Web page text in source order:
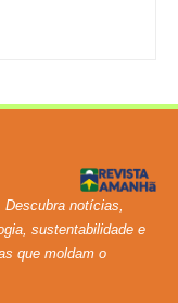
notícias,
sustentabilidade e
que moldam o